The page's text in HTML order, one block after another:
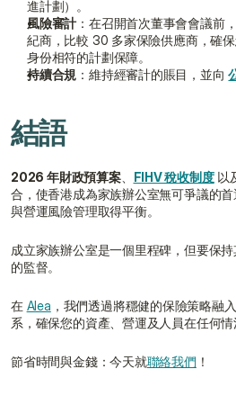
進計劃）。
風險審計：在召開首次董事會會議前
紀商，比較 30 多家保險供應商，確
身份相符的計劃保障。
持續合規 ：維持經審計的賬目，並向
結語
2026 年財政預算案、 FIHV 稅收制度 以
合，使香港成為家族辦公室無可爭議的
與營運風險管理取得平衡。
成立家族辦公室是一個里程碑，但要保
的監督。
在 Alea ，我們透過將穩健的保險策略融
系，確保您的資產、營運及人員在任何情
節省時間與金錢：今天就聯絡我們 ！